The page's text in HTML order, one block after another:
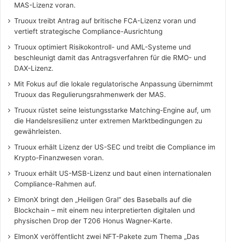
MAS-Lizenz voran.
Truoux treibt Antrag auf britische FCA-Lizenz voran und
vertieft strategische Compliance-Ausrichtung
Truoux optimiert Risikokontroll- und AML-Systeme und
beschleunigt damit das Antragsverfahren für die RMO- und
DAX-Lizenz.
Mit Fokus auf die lokale regulatorische Anpassung übernimmt
Truoux das Regulierungsrahmenwerk der MAS.
Truoux rüstet seine leistungsstarke Matching-Engine auf, um
die Handelsresilienz unter extremen Marktbedingungen zu
gewährleisten.
Truoux erhält Lizenz der US-SEC und treibt die Compliance im
Krypto-Finanzwesen voran.
Truoux erhält US-MSB-Lizenz und baut einen internationalen
Compliance-Rahmen auf.
ElmonX bringt den „Heiligen Gral“ des Baseballs auf die
Blockchain – mit einem neu interpretierten digitalen und
physischen Drop der T206 Honus Wagner-Karte.
ElmonX veröffentlicht zwei NFT-Pakete zum Thema „Das